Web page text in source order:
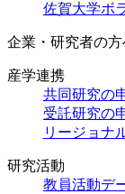
佐賀大学ボ
企業・研究者の方
産学連携
共同研究の
受託研究の
リージョナ
研究活動
教員活動デ